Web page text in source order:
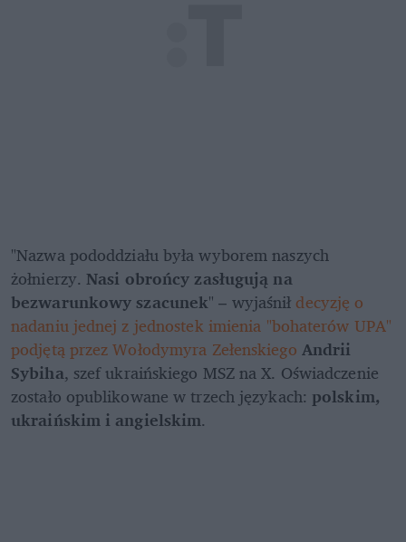
"Nazwa pododdziału była wyborem naszych
żołnierzy. Nasi obrońcy zasługują na
bezwarunkowy szacunek" – wyjaśnił decyzję o
nadaniu jednej z jednostek imienia "bohaterów UPA"
podjętą przez Wołodymyra Zełenskiego Andrii
Sybiha, szef ukraińskiego MSZ na X. Oświadczenie
zostało opublikowane w trzech językach: polskim,
ukraińskim i angielskim.